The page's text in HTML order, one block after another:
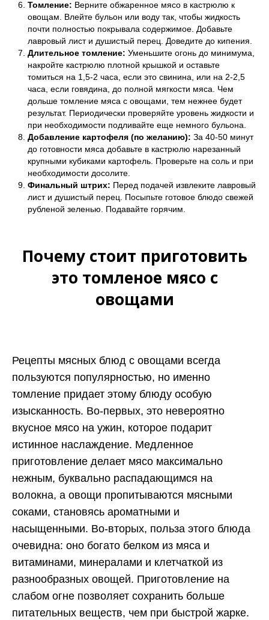
Томление: Верните обжаренное мясо в кастрюлю к
овощам. Влейте бульон или воду так, чтобы жидкость
почти полностью покрывала содержимое. Добавьте
лавровый лист и душистый перец. Доведите до кипения.
Длительное томление: Уменьшите огонь до минимума,
накройте кастрюлю плотной крышкой и оставьте
томиться на 1,5-2 часа, если это свинина, или на 2-2,5
часа, если говядина, до полной мягкости мяса. Чем
дольше томление мяса с овощами, тем нежнее будет
результат. Периодически проверяйте уровень жидкости и
при необходимости подливайте еще немного бульона.
Добавление картофеля (по желанию): За 40-50 минут
до готовности мяса добавьте в кастрюлю нарезанный
крупными кубиками картофель. Проверьте на соль и при
необходимости досолите.
Финальный штрих: Перед подачей извлеките лавровый
лист и душистый перец. Посыпьте готовое блюдо свежей
рубленой зеленью. Подавайте горячим.
Почему стоит приготовить
это томленое мясо с
овощами
Рецепты мясных блюд с овощами всегда
пользуются популярностью, но именно
томление придает этому блюду особую
изысканность. Во-первых, это невероятно
вкусное мясо на ужин, которое подарит
истинное наслаждение. Медленное
приготовление делает мясо максимально
нежным, буквально распадающимся на
волокна, а овощи пропитываются мясными
соками, становясь ароматными и
насыщенными. Во-вторых, польза этого блюда
очевидна: оно богато белком из мяса и
витаминами, минералами и клетчаткой из
разнообразных овощей. Приготовление на
слабом огне позволяет сохранить больше
питательных веществ, чем при быстрой жарке.